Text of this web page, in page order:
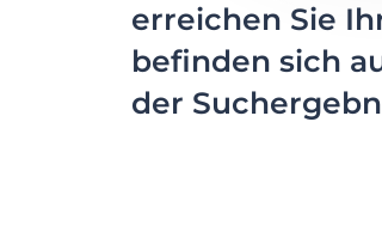
erreichen Sie
befinden sich
der